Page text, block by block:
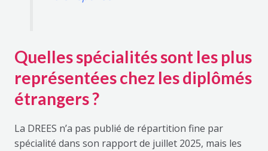
Quelles spécialités sont les plus
représentées chez les diplômés
étrangers ?
La DREES n’a pas publié de répartition fine par
spécialité dans son rapport de juillet 2025, mais les